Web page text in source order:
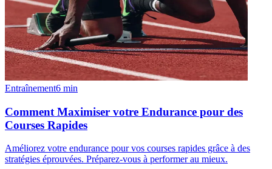
Entraînement6 min
Comment Maximiser votre Endurance pour des
Courses Rapides
Améliorez votre endurance pour vos courses rapides grâce à des
stratégies éprouvées. Préparez-vous à performer au mieux.